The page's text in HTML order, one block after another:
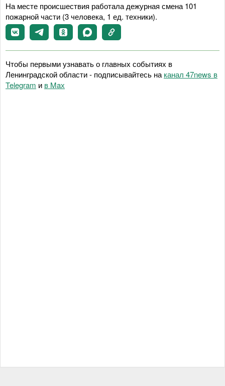
На месте происшествия работала дежурная смена 101
пожарной части (3 человека, 1 ед. техники).
Чтобы первыми узнавать о главных событиях в
Ленинградской области - подписывайтесь на канал 47news в
Telegram и в Maх